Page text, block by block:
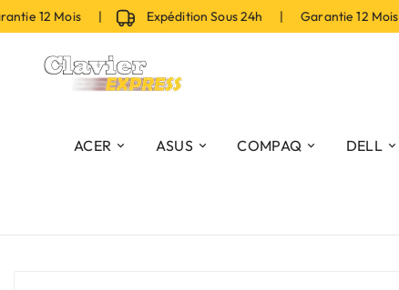
12 Mois | Expédition Sous 24h | Garantie 12 Mois |
ACER ASUS COMPAQ DELL